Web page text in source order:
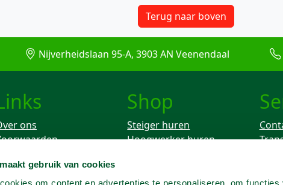
gebruik van cookies
Terug naar boven
Nijverheidslaan 95-A, 3903 AN Veenendaal
ons
werken
Shop
Steiger huren
Hoogwerker huren